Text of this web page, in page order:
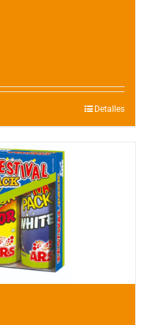
Detalles